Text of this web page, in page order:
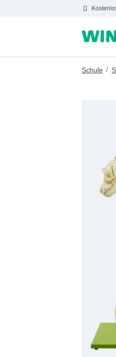
Zur Hauptnavigation springen
Schule /